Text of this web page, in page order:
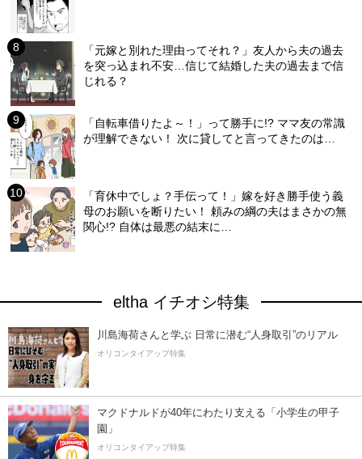
「元嫁と別れた理由ってそれ？」友人から夫の過去
を突っ込まれ不安…信じて結婚した夫の過去まで信
じれる？
「自転車借りたよ～！」って勝手に!? ママ友の常識
が理解できない！ 次に貸してと言ってきたのは…
「育休中でしょ？手伝って！」嫁を好き勝手使う義
母のお願いを断りたい！ 頼みの綱の夫はまさかの無
関心!? 自体は最悪の結末に…
eltha イチオシ特集
川島海荷さんと学ぶ 日常に潜む“人身取引”のリアル
オリコンタイアップ特集
マクドナルドが40年にわたり支える「小学生の甲子
園」
オリコンタイアップ特集